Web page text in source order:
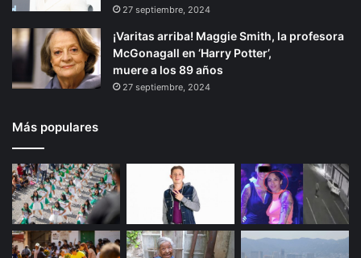
r
n
27 septiembre, 2024
¡Varitas arriba! Maggie Smith, la profesora
McGonagall en ‘Harry Potter’,
muere a los 89 años
27 septiembre, 2024
Más populares